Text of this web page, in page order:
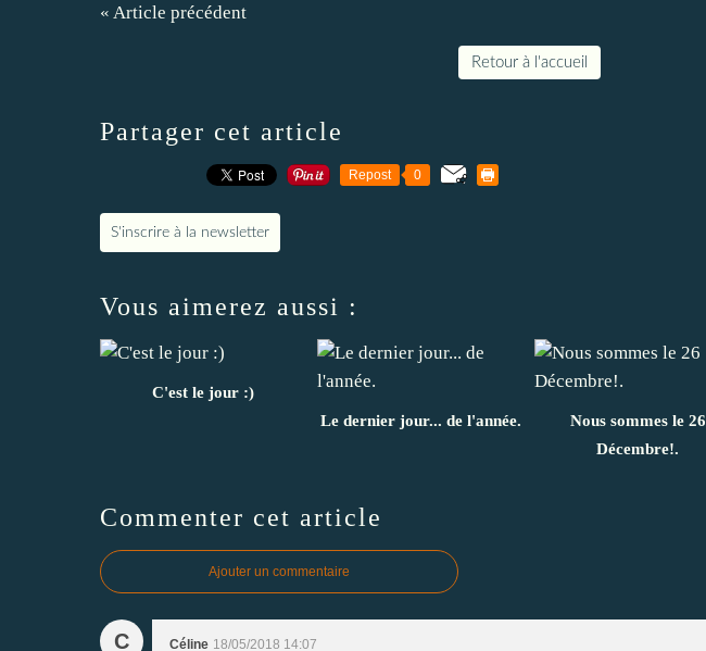
« Article précédent
Retour à l'accueil
Partager cet article
Repost 0
S'inscrire à la newsletter
Vous aimerez aussi :
C'est le jour :)
Le dernier jour... de l'année.
Nous sommes le 26
Décembre!.
Commenter cet article
Ajouter un commentaire
C Céline 18/05/2018 14:07